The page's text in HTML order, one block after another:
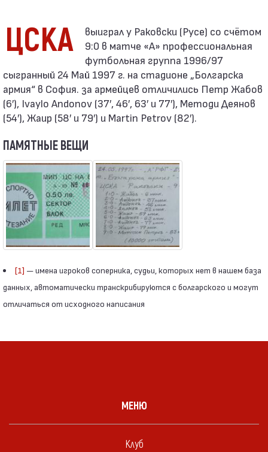
ЦСКА
9:0 в матче «А» профессиональная
футбольная группа 1996/97
сыгранный 24 Май 1997 г. на стадионе „Болгарска
армия“ в София. за армейцев отличились Петр Жабов
(6′), Ivaylo Andonov (37′, 46′, 63′ и 77′), Методи Деянов
(54′), Жаир (58′ и 79′) и Martin Petrov (82′).
ПАМЯТНЫЕ ВЕЩИ
[1] — имена игроков соперника, судьи, которых нет в нашем база
данных, автоматически транскрибируются с болгарского и могут
отличаться от исходного написания
МЕНЮ
Клуб